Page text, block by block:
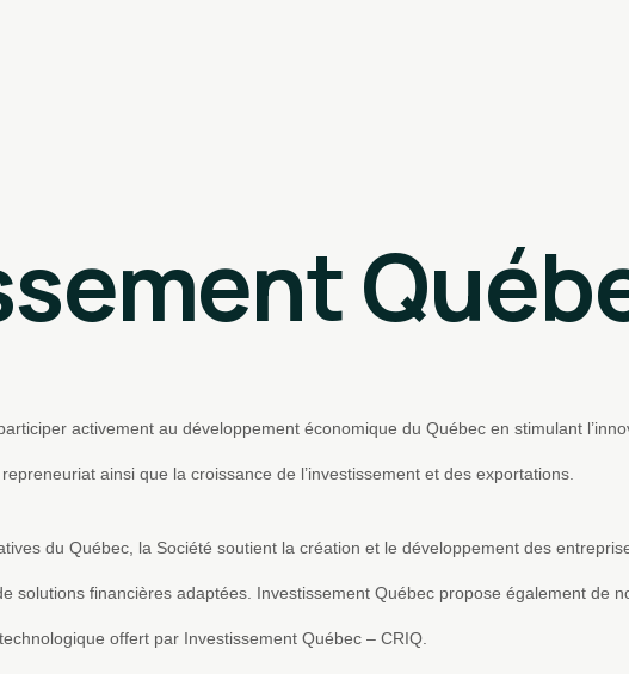
activement au développement économique du Québec en stimulant
ainsi que la croissance de l’investissement et des exportations.
du Québec, la Société soutient la création et le développement des
solutions financières adaptées. Investissement Québec propose également de
offert par Investissement Québec – CRIQ.